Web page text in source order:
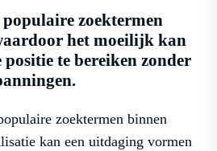
zoektermen
het moeilijk kan
positie te bereiken zonder
zoektermen binnen
kan een uitdaging vormen